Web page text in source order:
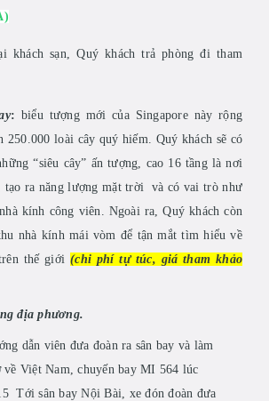
khách sạn, Quý khách trả phòng đi tham
: biểu tượng mới của Singapore này rộng
250.000 loài cây quý hiếm. Quý khách sẽ có
“siêu cây” ấn tượng, cao 16 tầng là nơi
ra năng lượng mặt trời và có vai trò như
kính công viên. Ngoài ra, Quý khách còn
nhà kính mái vòm để tận mắt tìm hiểu về
thế giới(chi phí tự túc, giá tham khảo
địa phương.
viên đưa đoàn ra sân bay và làm
Việt Nam, chuyến bay MI 564 lúc
Tới sân bay Nội Bài, xe đón đoàn đưa